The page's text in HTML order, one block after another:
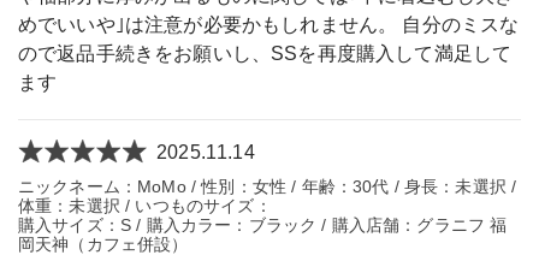
めでいいや｣は注意が必要かもしれません。 自分のミスな
ので返品手続きをお願いし、SSを再度購入して満足して
ます
2025.11.14
ニックネーム：MoMo / 性別：女性 / 年齢：30代 / 身長：未選択 /
体重：未選択 / いつものサイズ：
購入サイズ：S / 購入カラー：ブラック / 購入店舗：グラニフ 福
岡天神（カフェ併設）